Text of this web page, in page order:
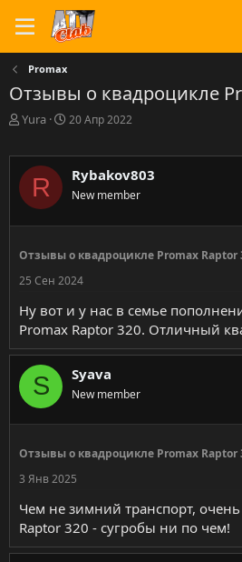
Promax
Отзывы о квадроцикле
А
о
р
т
ы
Yura
Д
а
н
а
л
20 Апр 2022
R Rybakov803
New member
Отзывы о квадроцикле Promax Raptor
25 Сен 2024
Ну вот и у нас в семье
Promax Raptor 320. Отличный
S Syava
New member
Отзывы о квадроцикле Promax Raptor
3 Янв 2025
Чем не зимний транспорт,
Raptor 320 - сугробы ни по чем!